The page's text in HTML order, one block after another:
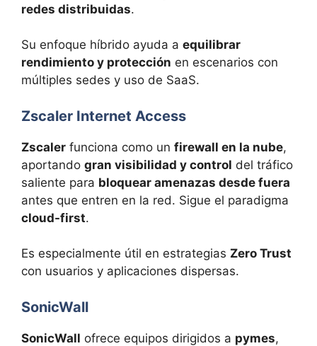
redes distribuidas.
Su enfoque híbrido ayuda a equilibrar
rendimiento y protección en escenarios con
múltiples sedes y uso de SaaS.
Zscaler Internet Access
Zscaler funciona como un firewall en la nube,
aportando gran visibilidad y control del tráfico
saliente para bloquear amenazas desde fuera
antes que entren en la red. Sigue el paradigma
cloud-first.
Es especialmente útil en estrategias Zero Trust
con usuarios y aplicaciones dispersas.
SonicWall
SonicWall ofrece equipos dirigidos a pymes,